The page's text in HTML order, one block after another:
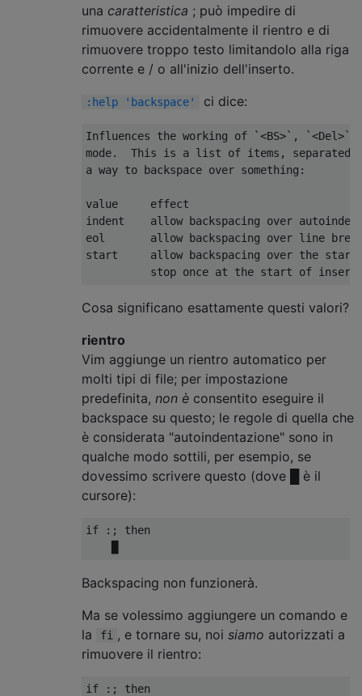
una caratteristica ; può impedire di
rimuovere accidentalmente il rientro e di
rimuovere troppo testo limitandolo alla riga
corrente e / o all'inizio dell'inserto.
:help 'backspace' ci dice:
Influences the working of `<BS>`, `<Del>`,
mode.  This is a list of items, separated
a way to backspace over something:
value     effect
indent    allow backspacing over
eol       allow backspacing over line
start     allow backspacing over the start
Cosa significano esattamente questi valori?
rientro
Vim aggiunge un rientro automatico per
molti tipi di file; per impostazione
predefinita, non è consentito eseguire il
backspace su questo; le regole di quella che
è considerata "autoindentazione" sono in
qualche modo sottili, per esempio, se
dovessimo scrivere questo (dove █ è il
cursore):
if :; then
Backspacing non funzionerà.
Ma se volessimo aggiungere un comando e
la
fi , e tornare su, noi siamo autorizzati a
rimuovere il rientro:
if :; then